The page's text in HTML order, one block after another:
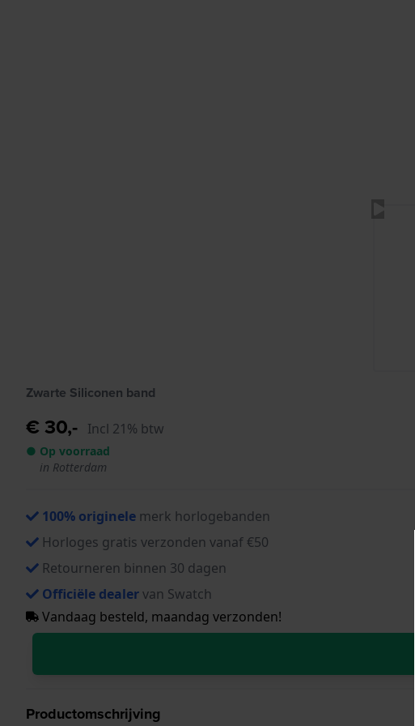
Zwarte Siliconen band
€ 30,- Incl 21% btw
● Op voorraad
in Rotterdam
100% originele merk horlogebanden
Horloges gratis verzonden vanaf €50
Retourneren binnen 30 dagen
Officiële dealervan Swatch
Vandaag besteld, maandag verzonden!
Productomschrijving